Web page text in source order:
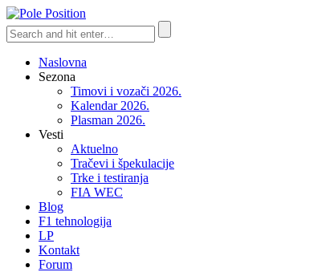
Naslovna
Sezona
Timovi i vozači 2026.
Kalendar 2026.
Plasman 2026.
Vesti
Aktuelno
Tračevi i špekulacije
Trke i testiranja
FIA WEC
Blog
F1 tehnologija
LP
Kontakt
Forum